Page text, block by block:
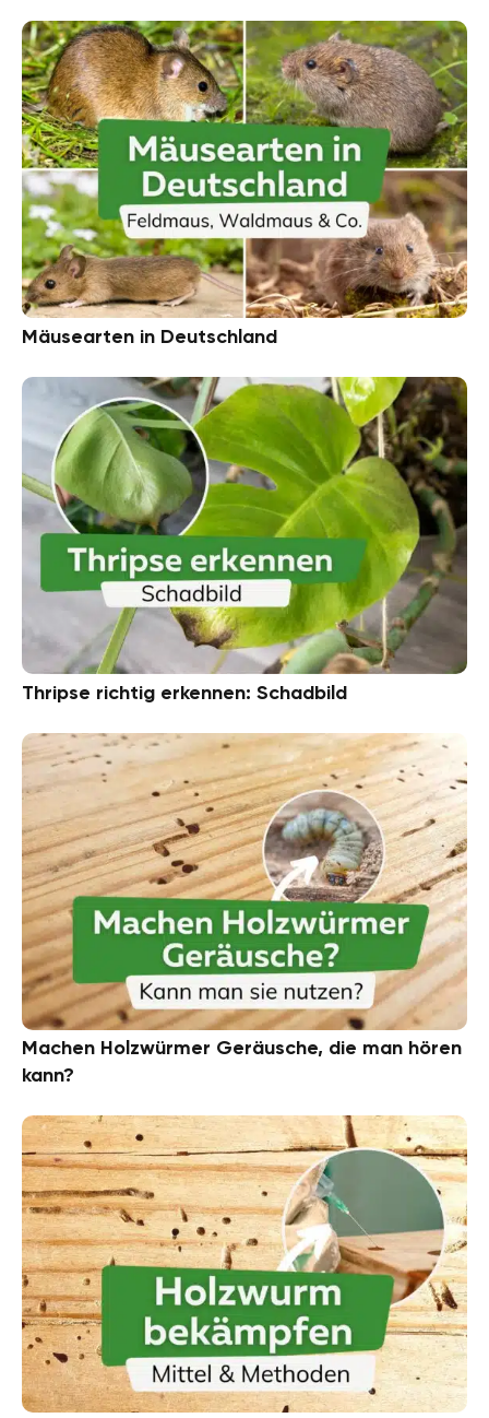
Mäusearten in Deutschland
Thripse richtig erkennen: Schadbild
Machen Holzwürmer Geräusche, die man hören
kann?